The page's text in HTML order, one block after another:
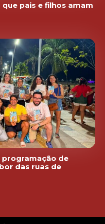
pais e filhos amam
programação de
das ruas de